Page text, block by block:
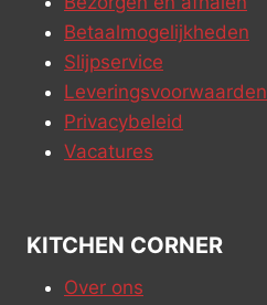
Betaalmogelijkheden
Slijpservice
Leveringsvoorwaarden
Privacybeleid
Vacatures
KITCHEN CORNER
Over ons